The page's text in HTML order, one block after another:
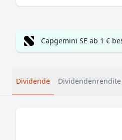
Capgemini SE ab 1 €
Dividende Dividendenrendite